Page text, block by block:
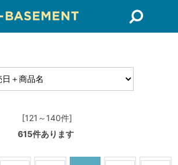
[121～140件]
615件あります